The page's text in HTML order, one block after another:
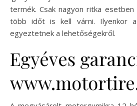
termék. Csak nagyon ritka
több időt is kell várni. Ilyenkor a
egyeztetnek a lehetőségekről.
Egyéves